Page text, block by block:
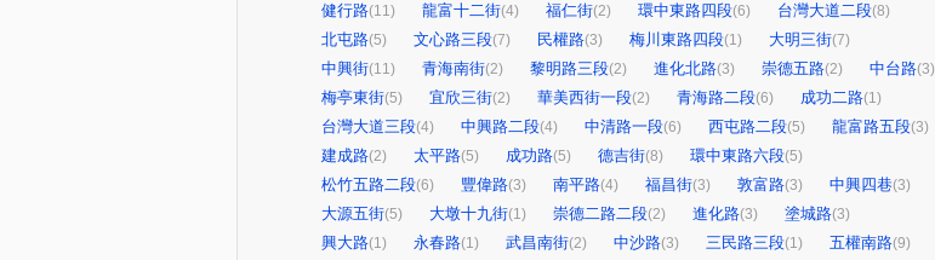
健行路(11) 龍富十二街(4) 福仁街(2) 環中東路四段(6) 台灣大道二段(8)
北屯路(5) 文心路三段(7) 民權路(3) 梅川東路四段(1) 大明三街(7)
中興街(11) 青海南街(2) 黎明路三段(2) 進化北路(3) 崇德五路(2) 中台路(3)
梅亭東街(5) 宜欣三街(2) 華美西街一段(2) 青海路二段(6) 成功二路(1)
台灣大道三段(4) 中興路二段(4) 中清路一段(6) 西屯路二段(5) 龍富路五段(3)
建成路(2) 太平路(5) 成功路(5) 德吉街(8) 環中東路六段(5)
松竹五路二段(6) 豐偉路(3) 南平路(4) 福昌街(3) 敦富路(3) 中興四巷(3)
大源五街(5) 大墩十九街(1) 崇德二路二段(2) 進化路(3) 塗城路(3)
興大路(1) 永春路(1) 武昌南街(2) 中沙路(3) 三民路三段(1) 五權南路(9)